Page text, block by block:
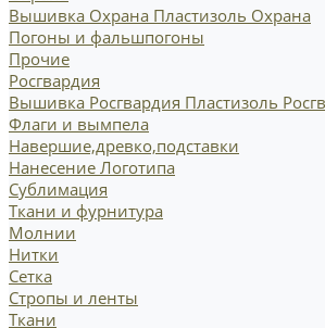
Вышивка Охрана Пластизоль Охрана
Погоны и фальшпогоны
Прочие
Росгвардия
Вышивка Росгвардия Пластизоль
Флаги и вымпела
Навершие,древко,подставки
Нанесение Логотипа
Сублимация
Ткани и фурнитура
Молнии
Нитки
Сетка
Стропы и ленты
Ткани